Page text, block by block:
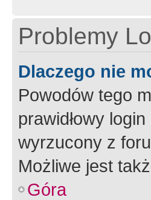
Problemy
Dlaczego nie
Powodów tego
prawidłowy
wyrzucony z
Możliwe jest
Góra